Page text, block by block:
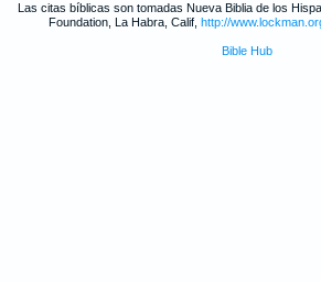
Las citas bíblicas son tomadas Nueva Biblia de los
Foundation, La Habra, Calif, http://
Bible Hub